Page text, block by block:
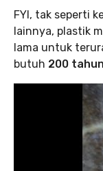
FYI, tak seperti
lainnya, plastik
lama untuk
butuh 200